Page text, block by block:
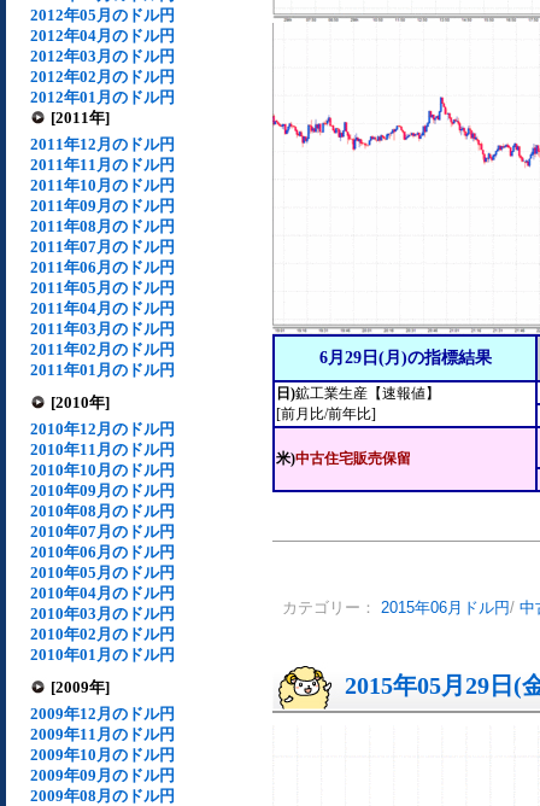
2012年05月のドル円
2012年04月のドル円
2012年03月のドル円
2012年02月のドル円
2012年01月のドル円
[2011年]
2011年12月のドル円
2011年11月のドル円
2011年10月のドル円
2011年09月のドル円
2011年08月のドル円
2011年07月のドル円
2011年06月のドル円
2011年05月のドル円
2011年04月のドル円
2011年03月のドル円
2011年02月のドル円
2011年01月のドル円
[2010年]
2010年12月のドル円
2010年11月のドル円
2010年10月のドル円
2010年09月のドル円
2010年08月のドル円
2010年07月のドル円
2010年06月のドル円
2010年05月のドル円
2010年04月のドル円
2010年03月のドル円
2010年02月のドル円
2010年01月のドル円
[2009年]
2009年12月のドル円
2009年11月のドル円
2009年10月のドル円
2009年09月のドル円
2009年08月のドル円
6月29日(月)の指標結果
日)鉱工業生産【速報値】
[前月比/前年比]
米)中古住宅販売保留
カテゴリー： 2015年06月ドル円/ 中
2015年05月29日(